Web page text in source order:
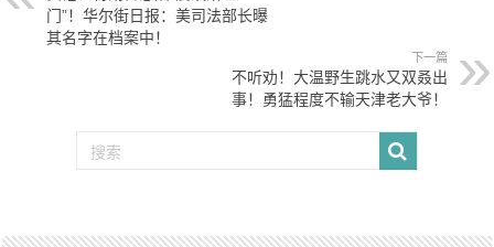
门”！华尔街日报：美司法部长曝
其名字在档案中！
下一篇
不听劝！大温野生跳水又双叒出
事！勇猛程度不输天津老大爷！